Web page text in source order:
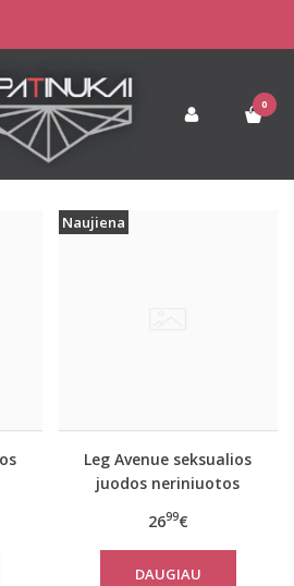
0
Moterims Dovana Jai !
Naujiena
Leg Avenue seksualios
juodos neriniuotos
2699€
DAUGIAU